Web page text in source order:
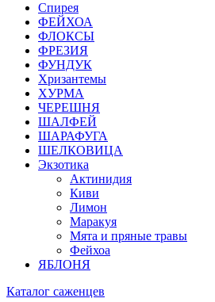
Спирея
ФЕЙХОА
ФЛОКСЫ
ФРЕЗИЯ
ФУНДУК
Хризантемы
ХУРМА
ЧЕРЕШНЯ
ШАЛФЕЙ
ШАРАФУГА
ШЕЛКОВИЦА
Экзотика
Актинидия
Киви
Лимон
Маракуя
Мята и пряные травы
Фейхоа
ЯБЛОНЯ
Каталог саженцев